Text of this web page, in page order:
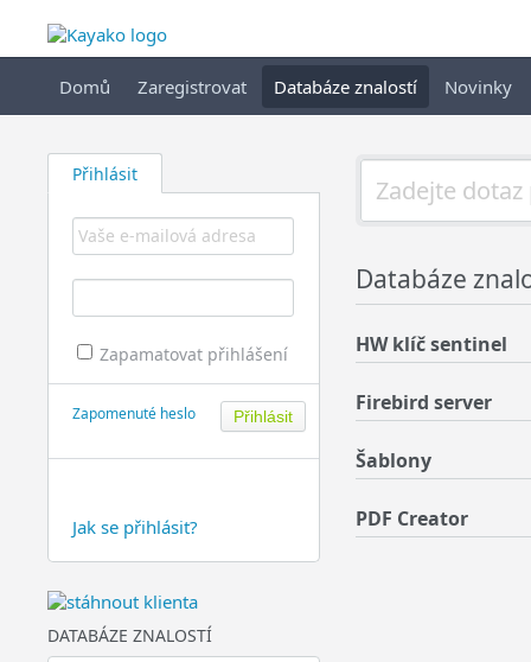
Domů Zaregistrovat Databáze znalostí Novinky
Přihlásit
Zapamatovat přihlášení
Zapomenuté heslo
Jak se přihlásit?
DATABÁZE ZNALOSTÍ
Databáze
HW klíč sentinel
Firebird server
Šablony
PDF Creator